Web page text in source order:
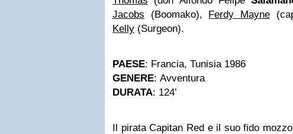
Jacobs (Boomako), Ferdy Mayne
Kelly (Surgeon).
PAESE: Francia, Tunisia 1986
GENERE: Avventura
DURATA: 124’
Il pirata Capitan Red e il suo fido